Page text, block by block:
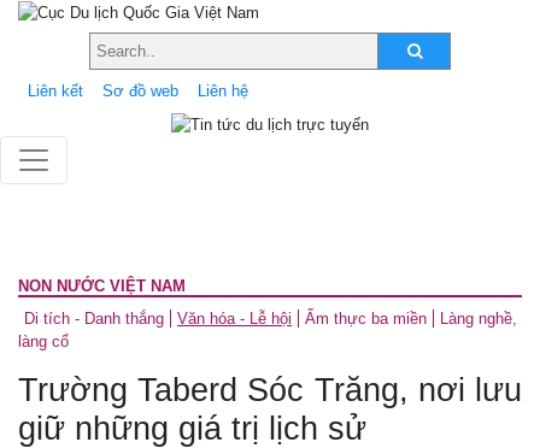
Liên kết Sơ đồ web Liên hệ
NON NƯỚC VIỆT NAM
Di tích - Danh thắng
Văn hóa - Lễ hội Ẩm thực ba miền
Làng nghề,
làng cổ
Trường Taberd Sóc Trăng, nơi lưu
giữ những giá trị lịch sử